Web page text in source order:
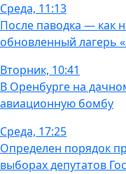
Среда, 11:13
После паводка — как
обновленный лагерь
Вторник, 10:41
В Оренбурге на
авиационную бомбу
Среда, 17:25
Определен порядок
выборах депутатов